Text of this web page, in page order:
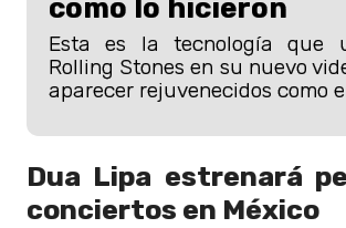
como lo hicieron
Esta es la tecnología que
Rolling Stones en su nuevo
aparecer rejuvenecidos como
Dua Lipa estrenará
conciertos en México